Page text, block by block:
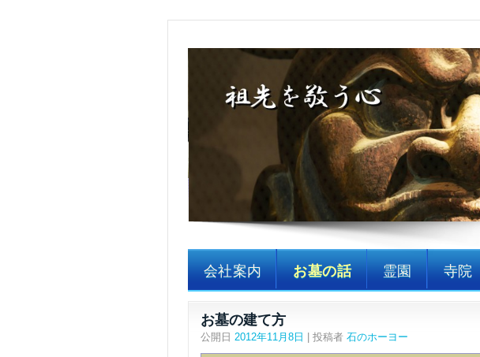
石のホーヨー
＜埼玉・神奈川＞墓所 墓石 石材販売
会社案内 お墓の話 霊園 寺院
お墓の建て方
公開日 2012年11月8日 投稿者 石のホーヨー